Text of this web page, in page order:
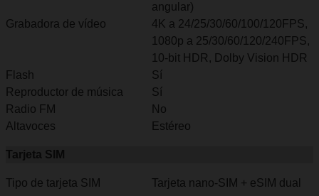
angular)
Grabadora de vídeo
4K a 24/25/30/60/100/120FPS,
1080p a 25/30/60/120/240FPS,
10-bit HDR, Dolby Vision HDR
Flash
Sí
Reproductor de música
Sí
Radio FM
No
Altavoces
Estéreo
Tarjeta SIM
Tipo de tarjeta SIM Tarjeta nano-SIM + eSIM dual